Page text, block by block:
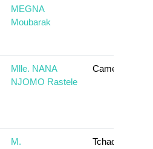
MEGNA
Moubarak
Mlle. NANA
NJOMO Rastele
Cameroun
M.
Tchad